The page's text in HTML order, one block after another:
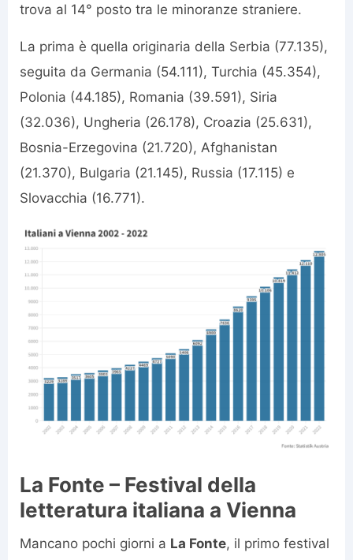
trova al 14° posto tra le minoranze straniere.
La prima è quella originaria della Serbia (77.135),
seguita da Germania (54.111), Turchia (45.354),
Polonia (44.185), Romania (39.591), Siria
(32.036), Ungheria (26.178), Croazia (25.631),
Bosnia-Erzegovina (21.720), Afghanistan
(21.370), Bulgaria (21.145), Russia (17.115) e
Slovacchia (16.771).
La Fonte – Festival della
letteratura italiana a Vienna
Mancano pochi giorni a La Fonte, il primo festival